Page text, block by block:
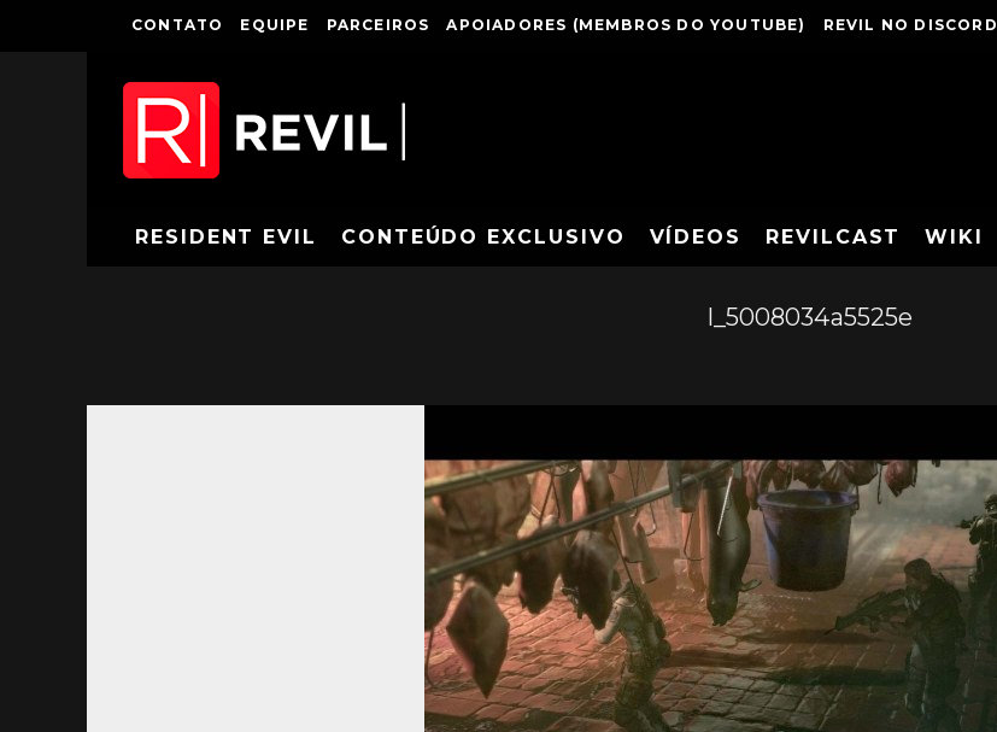
CONTATO EQUIPE PARCEIROS APOIADORES (MEMBROS DO YOUTUBE) REVIL NO DISCORD
RESIDENT EVIL CONTEÚDO EXCLUSIVO VÍDEOS REVILCAST WIKI
l_5008034a5525e